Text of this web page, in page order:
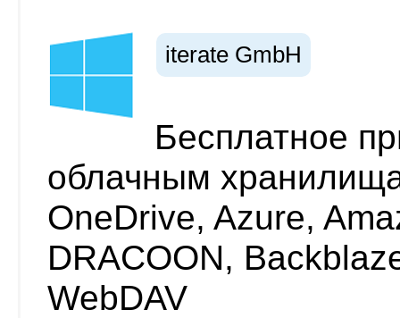
iterate GmbH
Бесплатное
облачным
OneDrive, Azure,
DRACOON,
WebDAV